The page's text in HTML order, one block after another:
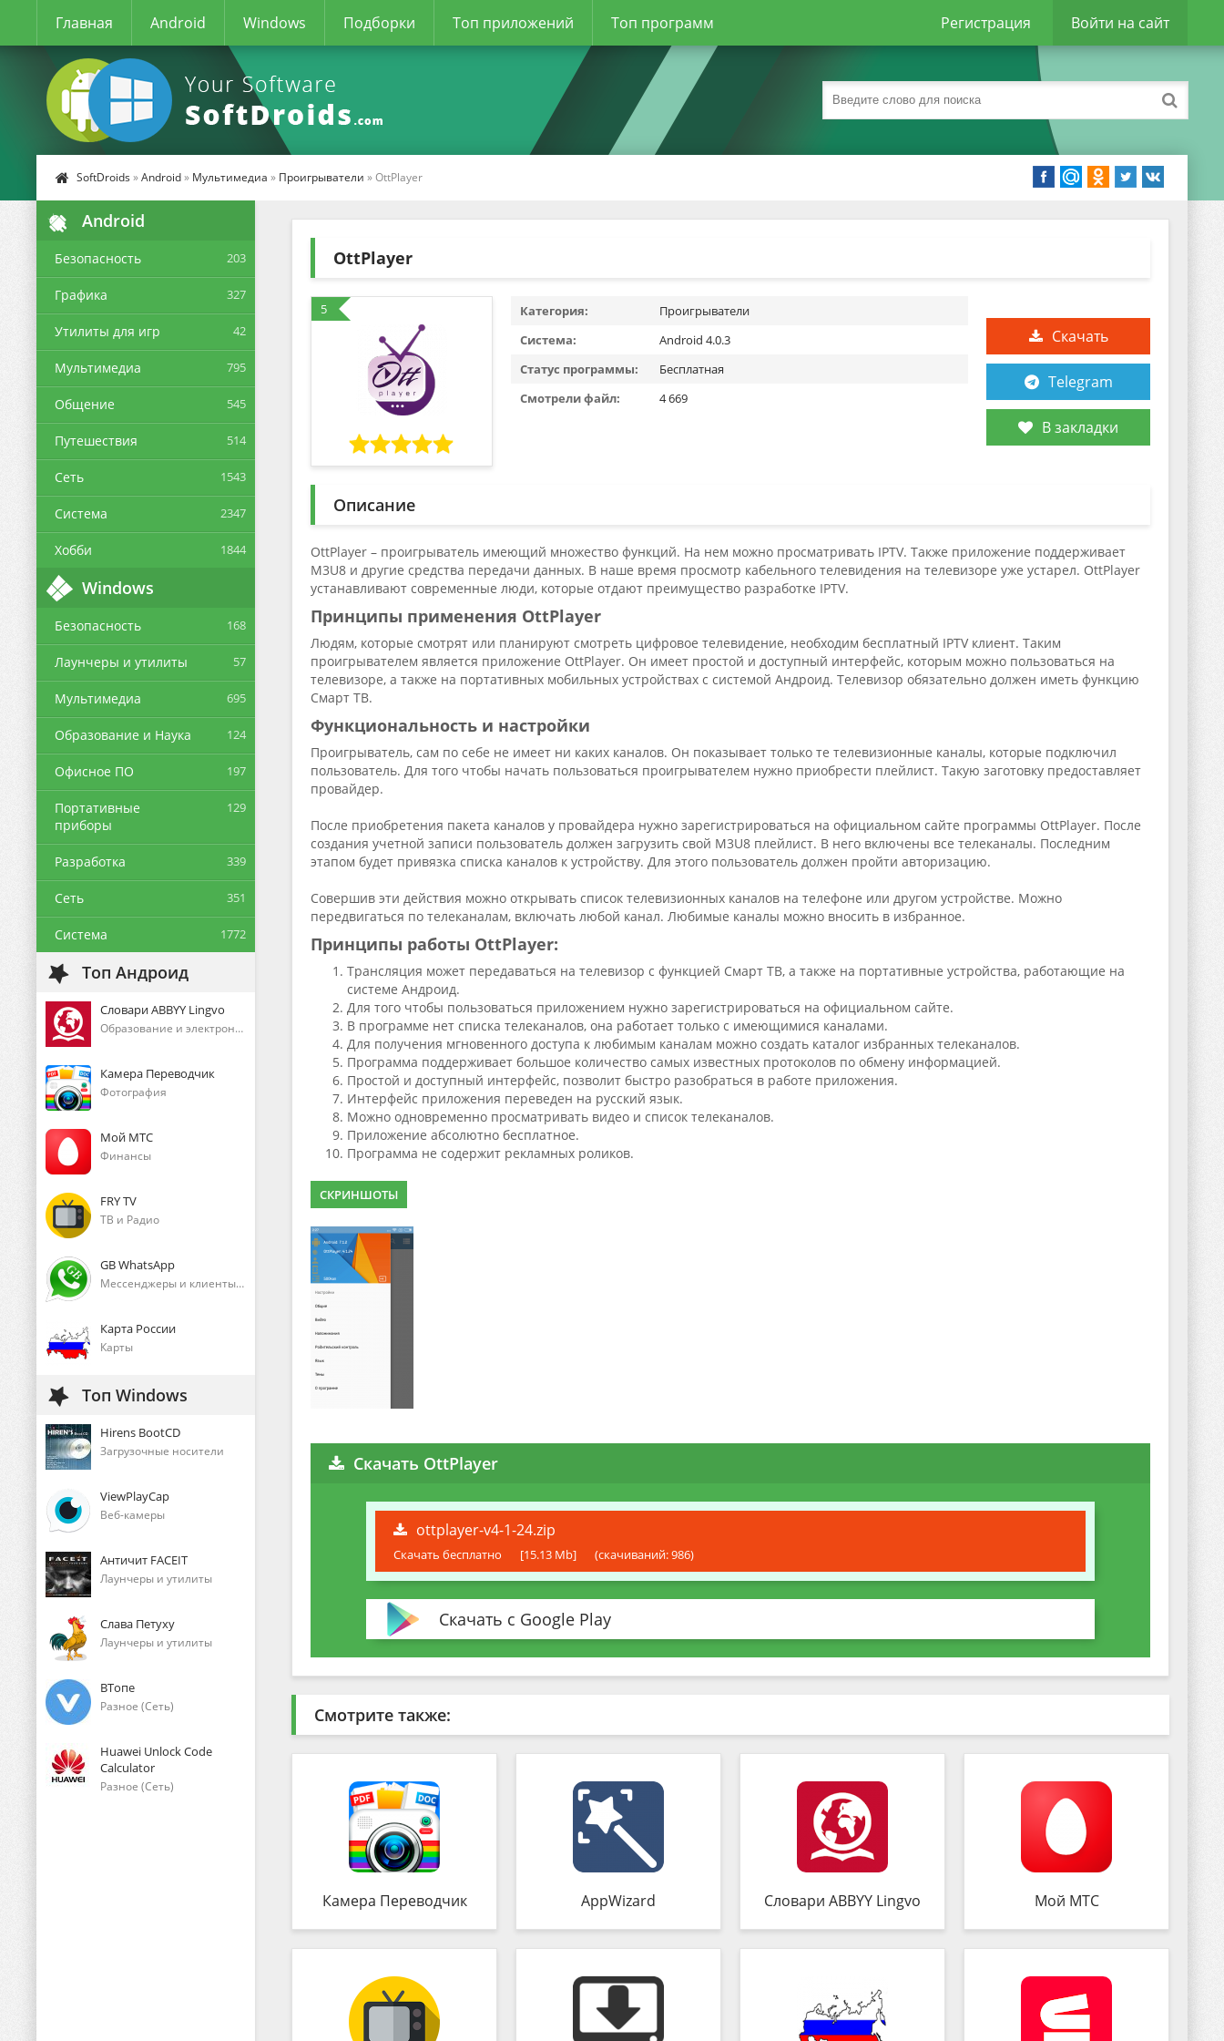
Главная Android Windows Подборки Топ приложений Топ программ Регистрация Войти на сайт
SoftDroids »Android» Мультимедиа » Проигрыватели » OttPlayer
Android
Безопасность 203
Графика 327
Утилиты для игр 42
Мультимедиа 795
Общение 545
Путешествия 514
Сеть 1543
Система 2347
Хобби 1844
Windows
Безопасность 168
Лаунчеры и утилиты 57
Мультимедиа 695
Образование и Наука 124
Офисное ПО 197
Портативные
приборы
129
Разработка 339
Сеть 351
Система 1772
Топ Андроид
Словари ABBYY Lingvo
Образование и электронные книги
Камера Переводчик
Фотография
Мой МТС
Финансы
FRY TV
ТВ и Радио
GB WhatsApp
Мессенджеры и клиенты голосового общения
Карта России
Карты
Топ Windows
Hirens BootCD
Загрузочные носители
ViewPlayCap
Веб-камеры
Античит FACEIT
Лаунчеры и утилиты
Слава Петуху
Лаунчеры и утилиты
ВТопе
Разное (Сеть)
Huawei Unlock Code
Calculator
Разное (Сеть)
OttPlayer
5
Скачать
Telegram
В закладки
Категория:
Проигрыватели
Система:
Android 4.0.3
Статус программы:
Бесплатная
Смотрели файл:
4 669
Описание
OttPlayer – проигрыватель имеющий множество функций. На нем можно просматривать IPTV. Также приложение поддерживает
M3U8 и другие средства передачи данных. В наше время просмотр кабельного телевидения на телевизоре уже устарел. OttPlayer
устанавливают современные люди, которые отдают преимущество разработке IPTV.
Принципы применения OttPlayer
Людям, которые смотрят или планируют смотреть цифровое телевидение, необходим бесплатный IPTV клиент. Таким
проигрывателем является приложение OttPlayer. Он имеет простой и доступный интерфейс, которым можно пользоваться на
телевизоре, а также на портативных мобильных устройствах с системой Андроид. Телевизор обязательно должен иметь функцию
Смарт ТВ.
Функциональность и настройки
Проигрыватель, сам по себе не имеет ни каких каналов. Он показывает только те телевизионные каналы, которые подключил
пользователь. Для того чтобы начать пользоваться проигрывателем нужно приобрести плейлист. Такую заготовку предоставляет
провайдер.
После приобретения пакета каналов у провайдера нужно зарегистрироваться на официальном сайте программы OttPlayer. После
создания учетной записи пользователь должен загрузить свой M3U8 плейлист. В него включены все телеканалы. Последним
этапом будет привязка списка каналов к устройству. Для этого пользователь должен пройти авторизацию.
Совершив эти действия можно открывать список телевизионных каналов на телефоне или другом устройстве. Можно
передвигаться по телеканалам, включать любой канал. Любимые каналы можно вносить в избранное.
Принципы работы OttPlayer:
Трансляция может передаваться на телевизор с функцией Смарт ТВ, а также на портативные устройства, работающие на
системе Андроид.
Для того чтобы пользоваться приложением нужно зарегистрироваться на официальном сайте.
В программе нет списка телеканалов, она работает только с имеющимися каналами.
Для получения мгновенного доступа к любимым каналам можно создать каталог избранных телеканалов.
Программа поддерживает большое количество самых известных протоколов по обмену информацией.
Простой и доступный интерфейс, позволит быстро разобраться в работе приложения.
Интерфейс приложения переведен на русский язык.
Можно одновременно просматривать видео и список телеканалов.
Приложение абсолютно бесплатное.
Программа не содержит рекламных роликов.
СКРИНШОТЫ
Скачать OttPlayer
ottplayer-v4-1-24.zip
Скачать бесплатно [15.13 Mb] (cкачиваний: 986)
Скачать с Google Play
Смотрите также:
Камера Переводчик AppWizard Словари ABBYY Lingvo Мой МТС